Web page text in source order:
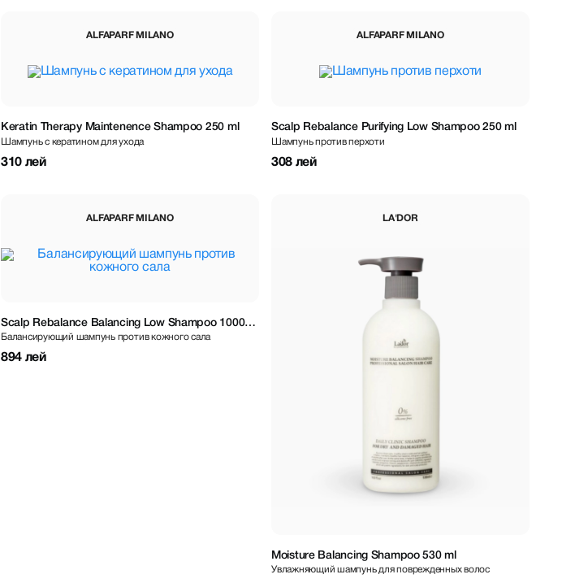
ALFAPARF MILANO
Keratin Therapy Maintenence Shampoo 250 ml
Шампунь с кератином для ухода
310 лей
ALFAPARF MILANO
Scalp Rebalance Purifying Low Shampoo 250 ml
Шампунь против перхоти
308 лей
ALFAPARF MILANO
Scalp Rebalance Balancing Low Shampoo 1000
ml
Балансирующий шампунь против кожного сала
894 лей
LA'DOR
Moisture Balancing Shampoo 530 ml
Увлажняющий шампунь для поврежденных волос